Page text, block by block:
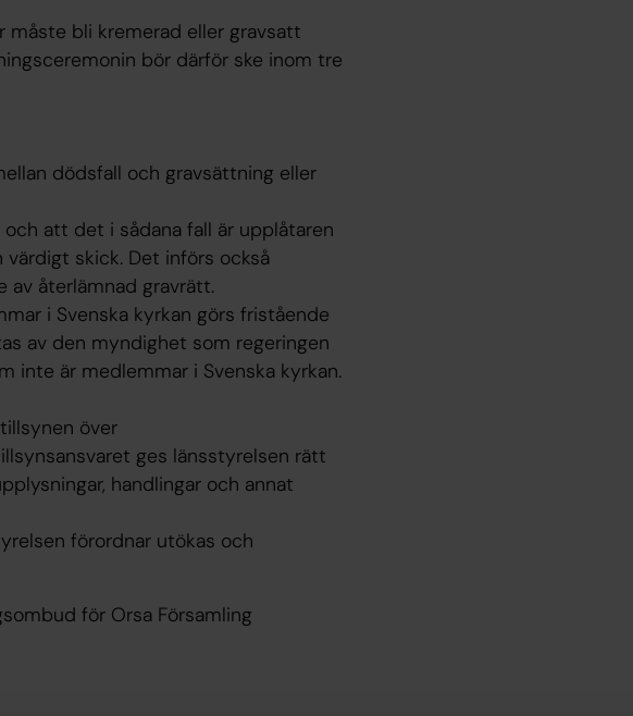
måste bli kremerad eller gravsatt
bör därför ske inom tre
dödsfall och gravsättning eller
att det i sådana fall är upplåtaren
skick. Det införs också
återlämnad gravrätt.
i Svenska kyrkan görs fristående
av den myndighet som regeringen
inte är medlemmar i Svenska kyrkan.
över
ges länsstyrelsen rätt
handlingar och annat
förordnar utökas och
för Orsa Församling